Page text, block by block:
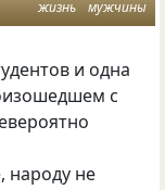
жизнь мужчины
и одна
с
народу не